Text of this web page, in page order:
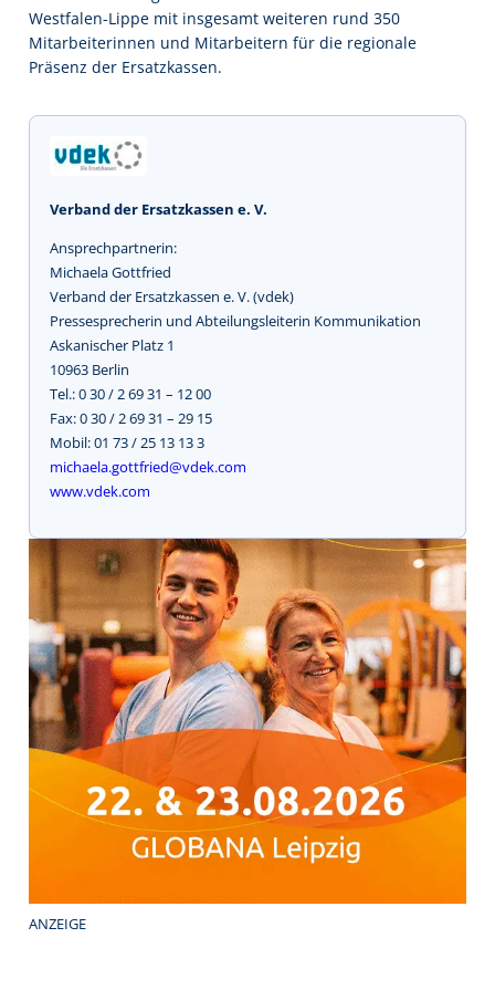
Westfalen-Lippe mit insgesamt weiteren rund 350
Mitarbeiterinnen und Mitarbeitern für die regionale
Präsenz der Ersatzkassen.
Verband der Ersatzkassen e. V.
Ansprechpartnerin:
Michaela Gottfried
Verband der Ersatzkassen e. V. (vdek)
Pressesprecherin und Abteilungsleiterin Kommunikation
Askanischer Platz 1
10963 Berlin
Tel.: 0 30 / 2 69 31 – 12 00
Fax: 0 30 / 2 69 31 – 29 15
Mobil: 01 73 / 25 13 13 3
michaela.gottfried@vdek.com
www.vdek.com
ANZEIGE